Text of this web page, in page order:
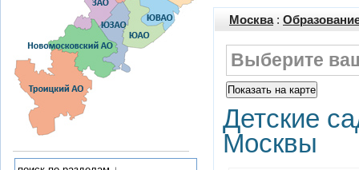
Москва:
Выберите
Детские
Москвы